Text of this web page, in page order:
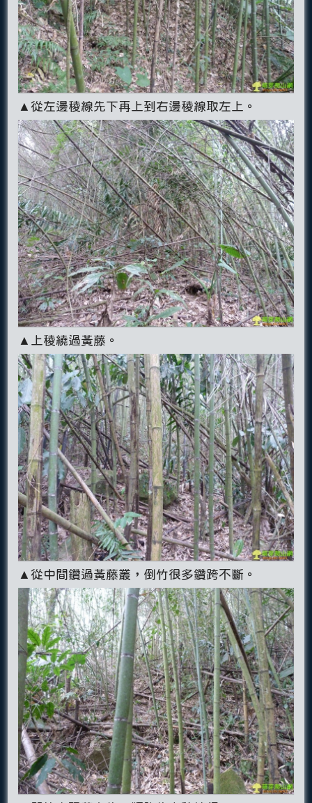
▲從左邊稜線先下再上到右邊稜線取左上。
▲上稜繞過黃藤。
▲從中間鑽過黃藤叢，倒竹很多鑽跨不斷。